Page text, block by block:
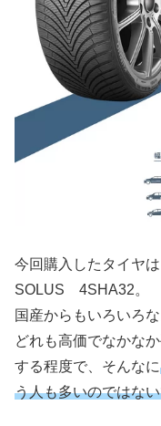
今回購入したタイヤ
SOLUS 4SHA32。
国産からもいろいろ
どれも高価でなかな
する程度で、そんなに
う人も多いのではな